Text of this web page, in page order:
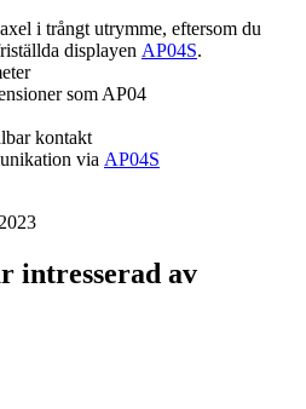
i trångt utrymme, eftersom du
displayen AP04S.
som AP04
kontakt
via AP04S
intresserad av